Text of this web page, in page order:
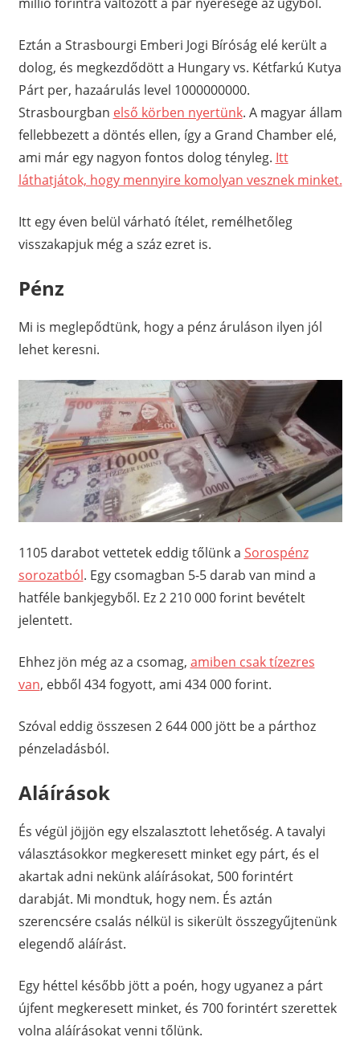
Eztán a Strasbourgi Emberi Jogi Bíróság elé került a
dolog, és megkezdődött a Hungary vs. Kétfarkú Kutya
Párt per, hazaárulás level 1000000000.
Strasbourgban első körben nyertünk. A magyar állam
fellebbezett a döntés ellen, így a Grand Chamber elé,
ami már egy nagyon fontos dolog tényleg. Itt
láthatjátok, hogy mennyire komolyan vesznek minket.
Itt egy éven belül várható ítélet, remélhetőleg
visszakapjuk még a száz ezret is.
Pénz
Mi is meglepődtünk, hogy a pénz áruláson ilyen jól
lehet keresni.
1105 darabot vettetek eddig tőlünk a Sorospénz
sorozatból. Egy csomagban 5-5 darab van mind a
hatféle bankjegyből. Ez 2 210 000 forint bevételt
jelentett.
Ehhez jön még az a csomag, amiben csak tízezres
van, ebből 434 fogyott, ami 434 000 forint.
Szóval eddig összesen 2 644 000 jött be a párthoz
pénzeladásból.
Aláírások
És végül jöjjön egy elszalasztott lehetőség. A tavalyi
választásokkor megkeresett minket egy párt, és el
akartak adni nekünk aláírásokat, 500 forintért
darabját. Mi mondtuk, hogy nem. És aztán
szerencsére csalás nélkül is sikerült összegyűjtenünk
elegendő aláírást.
Egy héttel később jött a poén, hogy ugyanez a párt
újfent megkeresett minket, és 700 forintért szerettek
volna aláírásokat venni tőlünk.